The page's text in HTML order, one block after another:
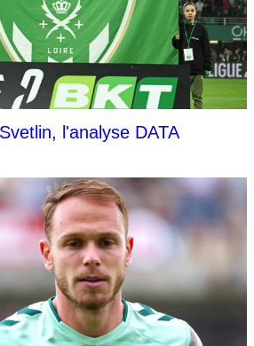
l'analyse DATA